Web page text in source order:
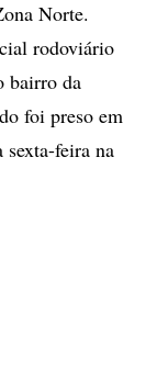
Norte.
rodoviário
bairro da
foi preso em
sexta-feira na